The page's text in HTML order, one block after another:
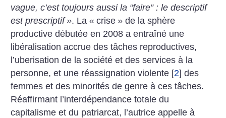
vague, c’est toujours aussi la “faire” : le descriptif
est prescriptif ». La « crise » de la sphère
productive débutée en 2008 a entraîné une
libéralisation accrue des tâches reproductives,
l’uberisation de la société et des services à la
personne, et une réassignation violente [2] des
femmes et des minorités de genre à ces tâches.
Réaffirmant l’interdépendance totale du
capitalisme et du patriarcat, l’autrice appelle à